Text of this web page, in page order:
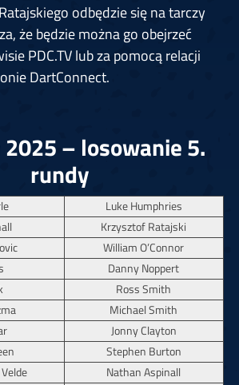
odbędzie się na tarczy
że będzie można go obejrzeć
PDC.TV lub za pomocą relacji
DartConnect.
2025 – losowanie 5.
rundy
Luke Humphries
Krzysztof Ratajski
William O’Connor
Danny Noppert
Ross Smith
Michael Smith
Jonny Clayton
Stephen Burton
Nathan Aspinall